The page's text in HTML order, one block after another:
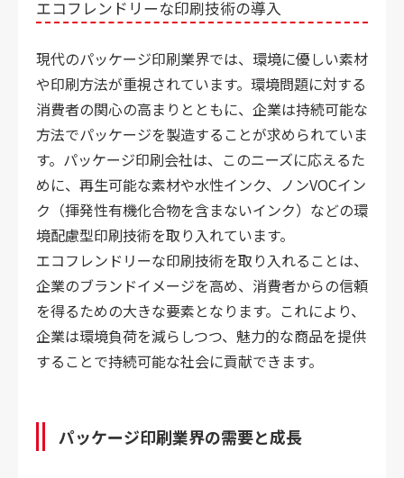
エコフレンドリーな印刷技術の導入
現代のパッケージ印刷業界では、環境に優しい素材
や印刷方法が重視されています。環境問題に対する
消費者の関心の高まりとともに、企業は持続可能な
方法でパッケージを製造することが求められていま
す。パッケージ印刷会社は、このニーズに応えるた
めに、再生可能な素材や水性インク、ノンVOCイン
ク（揮発性有機化合物を含まないインク）などの環
境配慮型印刷技術を取り入れています。
エコフレンドリーな印刷技術を取り入れることは、
企業のブランドイメージを高め、消費者からの信頼
を得るための大きな要素となります。これにより、
企業は環境負荷を減らしつつ、魅力的な商品を提供
することで持続可能な社会に貢献できます。
パッケージ印刷業界の需要と成長